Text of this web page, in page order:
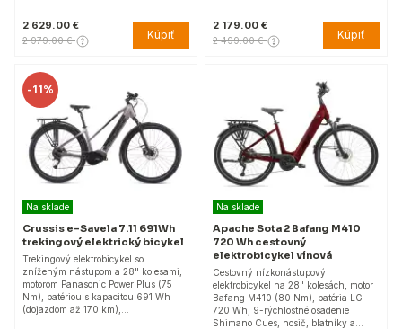
2 629.00 €
2 979.00 € Kúpiť
2 179.00 €
2 499.00 € Kúpiť
-11%
Na sklade
Crussis e-Savela 7.11 691Wh
trekingový elektrický bicykel
Trekingový elektrobicykel so
zníženým nástupom a 28" kolesami,
motorom Panasonic Power Plus (75
Nm), batériou s kapacitou 691 Wh
(dojazdom až 170 km),…
Na sklade
Apache Sota 2 Bafang M410
720 Wh cestovný
elektrobicykel vínová
Cestovný nízkonástupový
elektrobicykel na 28" kolesách, motor
Bafang M410 (80 Nm), batéria LG
720 Wh, 9-rýchlostné osadenie
Shimano Cues, nosič, blatníky a…